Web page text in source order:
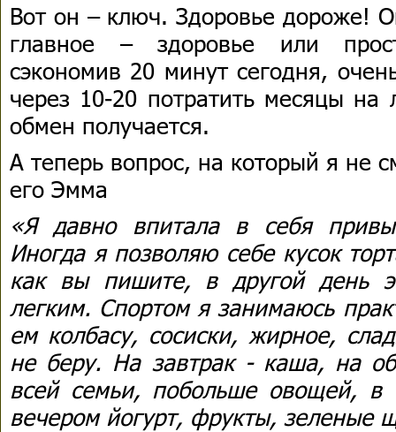
Вот он – ключ. Здоровье дороже!
главное – здоровье или
сэкономив 20 минут сегодня,
через 10-20 потратить месяцы
обмен получается.
А теперь вопрос, на который я не
его Эмма
«Я давно впитала в себя
Иногда я позволяю себе кусок
как вы пишите, в другой день
легким. Спортом я занимаюсь
ем колбасу, сосиски, жирное,
не беру. На завтрак - каша, на
всей семьи, побольше овощей,
вечером йогурт, фрукты, зеленые